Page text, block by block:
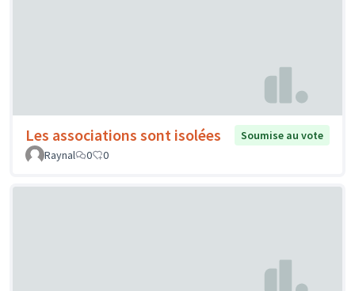
Les associations sont isolées
Soumise au vote
Raynal
0 0